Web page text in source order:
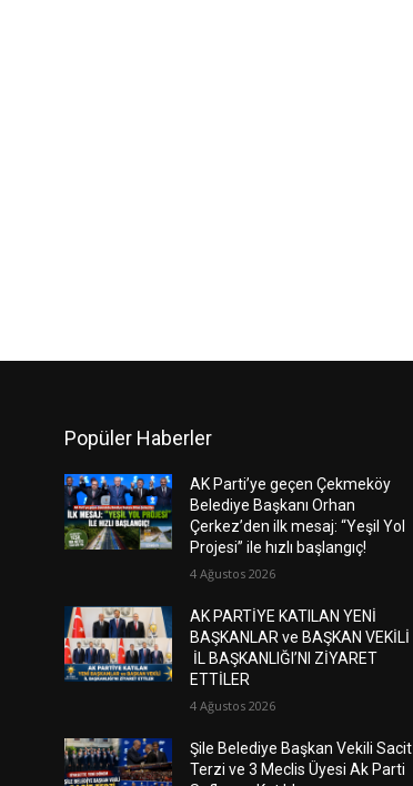
Popüler Haberler
AK Parti’ye geçen Çekmeköy
Belediye Başkanı Orhan
Çerkez’den ilk mesaj: “Yeşil Yol
Projesi” ile hızlı başlangıç!
4 Ağustos 2026
AK PARTİYE KATILAN YENİ
BAŞKANLAR ve BAŞKAN VEKİLİ
İL BAŞKANLIĞI’NI ZİYARET
ETTİLER
4 Ağustos 2026
Şile Belediye Başkan Vekili Sacit
Terzi ve 3 Meclis Üyesi Ak Parti